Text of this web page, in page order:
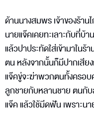
ด้านนางสมพร เจ้าของร้าน
นายแจ๊คเคยทะเลาะกับที่บ้
แล้วปาประทัดใส่เข้ามาใน
ตน หลังจากนั้นก็มีปากเสี
แจ๊คขู่จะฆ่าพวกตนทั้งครอบ
ลูกชายกับหลานชาย ตนกั
แจ๊ค แล้วใช้มีดฟัน เพราะน